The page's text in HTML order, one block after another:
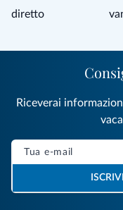
diretto
Riceverai